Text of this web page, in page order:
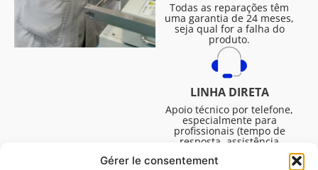
Gérer le consentement
Todas as reparações têm
uma garantia de 24 meses,
seja qual for a falha do
produto.
LINHA DIRETA
Apoio técnico por telefone,
especialmente para
profissionais (tempo de
resposta, assistência
técnica, etc.). De segunda a
sexta-feira, das 08:30 às